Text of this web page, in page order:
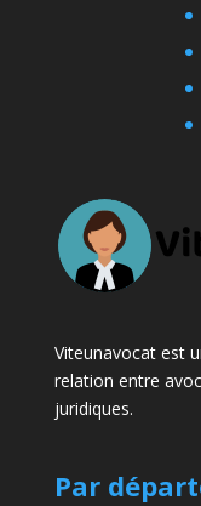
Viteunavocat est
relation entre
juridiques.
Par